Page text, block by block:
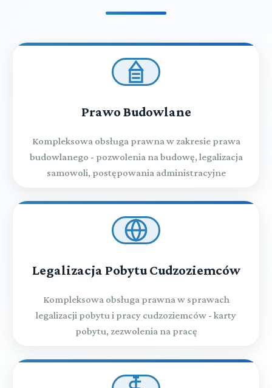
Prawo Budowlane
Kompleksowa obsługa prawna w zakresie prawa
budowlanego - pozwolenia na budowę, legalizacja
samowoli, postępowania administracyjne
Legalizacja Pobytu Cudzoziemców
Kompleksowa obsługa prawna w sprawach
legalizacji pobytu i pracy cudzoziemców - karty
pobytu, zezwolenia na pracę